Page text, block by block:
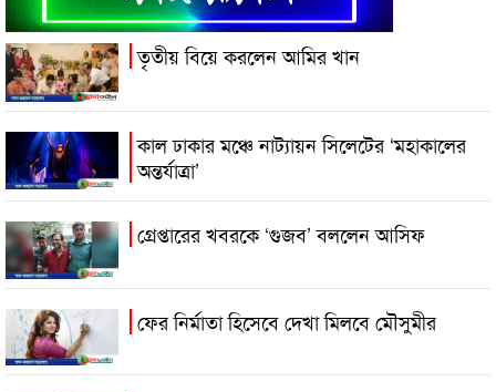
তৃতীয় বিয়ে করলেন আমির খান
কাল ঢাকার মঞ্চে নাট্যায়ন সিলেটের ‘মহাকালের
অন্তর্যাত্রা’
গ্রেপ্তারের খবরকে ‘গুজব’ বললেন আসিফ
ফের নির্মাতা হিসেবে দেখা মিলবে মৌসুমীর